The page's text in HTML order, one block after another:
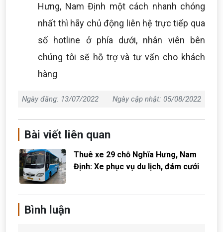
Hưng, Nam Định một cách nhanh chóng
nhất thì hãy chủ động liên hệ trực tiếp qua
số hotline ở phía dưới, nhân viên bên
chúng tôi sẽ hỗ trợ và tư vấn cho khách
hàng
Ngày đăng: 13/07/2022 Ngày cập nhật: 05/08/2022
Bài viết liên quan
Thuê xe 29 chỗ Nghĩa Hưng, Nam
Định: Xe phục vụ du lịch, đám cưới
Bình luận